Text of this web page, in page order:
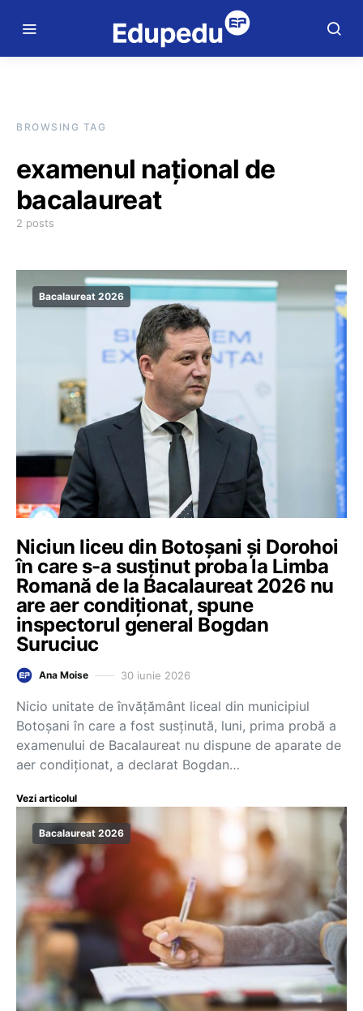
BROWSING TAG
examenul național de
bacalaureat
2 posts
Bacalaureat 2026
Niciun liceu din Botoşani şi Dorohoi
în care s-a susţinut proba la Limba
Romană de la Bacalaureat 2026 nu
are aer condiţionat, spune
inspectorul general Bogdan
Suruciuc
Ana Moise 30 iunie 2026
Nicio unitate de învăţământ liceal din municipiul
Botoşani în care a fost susţinută, luni, prima probă a
examenului de Bacalaureat nu dispune de aparate de
aer condiţionat, a declarat Bogdan…
Vezi articolul
Bacalaureat 2026